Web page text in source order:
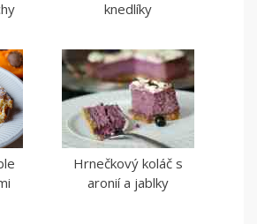
knedlíky
Hrnečkový koláč s
aronií a jablky